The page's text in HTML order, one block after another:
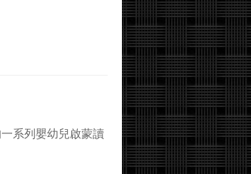
系列嬰幼兒啟蒙讀